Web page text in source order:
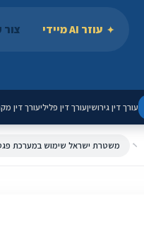
עוזר AI מיידי
עורך דין גירושיןעורך דין פליליעורך דין